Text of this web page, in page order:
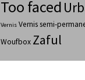
Too faced
Vernis Vernis semi-
Woufbox Zaful